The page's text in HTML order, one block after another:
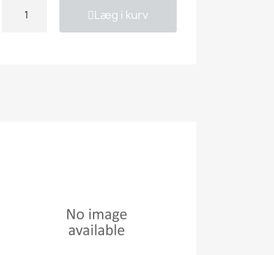
Læg i kurv